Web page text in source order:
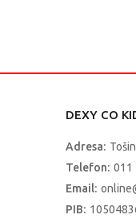
DEXY CO
Adresa:
Telefon: 011
Email:
PIB: